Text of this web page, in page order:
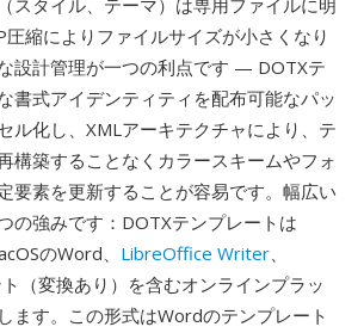
スタイル、テーマ）は専用ファイルに明
縮によりファイルサイズが小さくなり
設計管理が一つの利点です — DOTXテ
書式アイデンティティを配布可能なパッ
ル化し、XMLアーキテクチャにより、テ
構築することなくカラースキームやフォ
要素を更新することが容易です。幅広い
の強みです：DOTXテンプレートは
のWord、 LibreOffice Writer、
（変換あり）を含むオンラインプラッ
ます。この形式はWordのテンプレート